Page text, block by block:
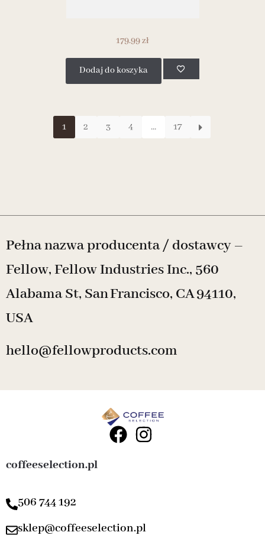
179.99zł
Dodaj do koszyka
1 2 3 4 ... 17
Pełna nazwa producenta / dostawcy –
Fellow, Fellow Industries Inc., 560
Alabama St, San Francisco, CA 94110,
USA
hello@fellowproducts.com
coffeeselection.pl
506 744 192
sklep@coffeeselection.pl